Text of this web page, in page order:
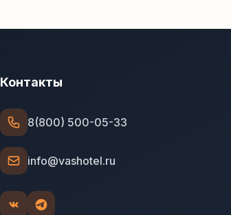
Контакты
8(800) 500-05-33
info@vashotel.ru